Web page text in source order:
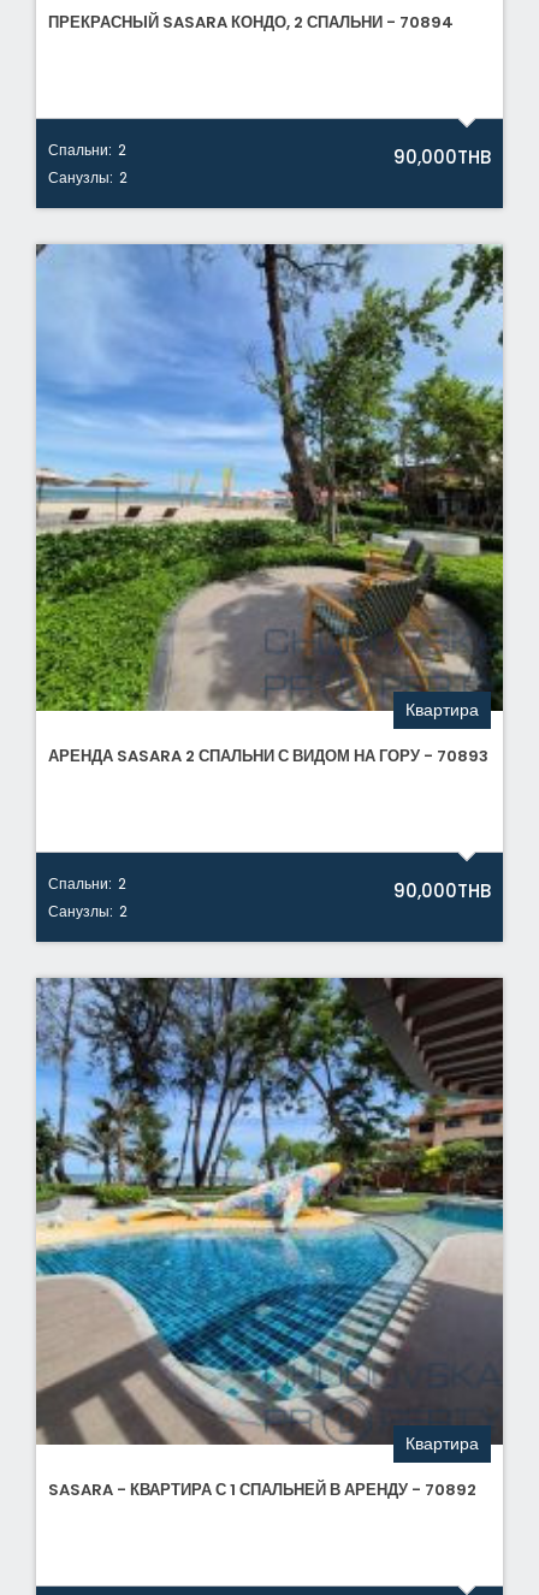
ПРЕКРАСНЫЙ SASARA КОНДО, 2 СПАЛЬНИ - 70894
Спальни: 2
Санузлы: 2
90,000THB
Квартира
АРЕНДА SASARA 2 СПАЛЬНИ С ВИДОМ НА ГОРУ - 70893
Спальни: 2
Санузлы: 2
90,000THB
Квартира
SASARA - КВАРТИРА С 1 СПАЛЬНЕЙ В АРЕНДУ - 70892